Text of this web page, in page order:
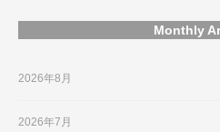
Monthly
2026年8月
2026年7月